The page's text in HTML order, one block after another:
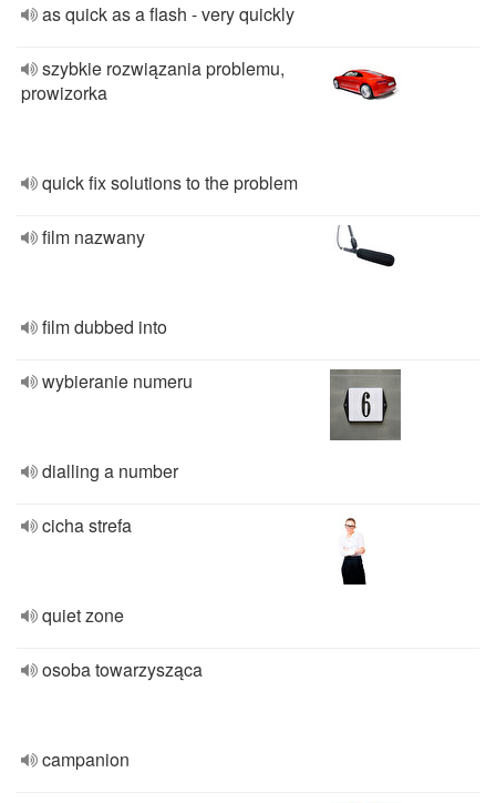
as quick as a flash - very quickly
szybkie rozwiązania problemu,
prowizorka
quick fix solutions to the problem
film nazwany
film dubbed into
wybieranie numeru
dialling a number
cicha strefa
quiet zone
osoba towarzysząca
campanion